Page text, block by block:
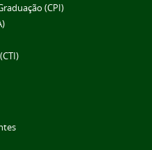
(CPI)